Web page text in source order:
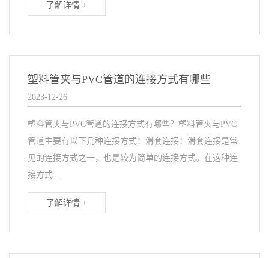
了解详情 +
塑料管夹与PVC管道的连接方式有哪些
2023-12-26
塑料管夹与PVC管道的连接方式有哪些？塑料管夹与PVC
管道主要有以下几种连接方式：滑套连接：滑套连接是常
见的连接方式之一，也是较为简单的连接方式。在这种连
接方式...
了解详情 +